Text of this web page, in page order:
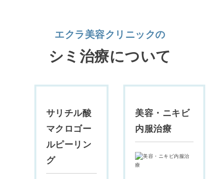
エクラ美容クリニックの
シミ治療について
サリチル酸
マクロゴー
ルピーリン
グ
美容・ニキビ
内服治療